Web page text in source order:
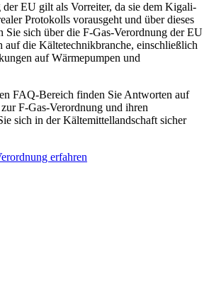
EU gilt als Vorreiter, da sie dem Kigali-
Protokolls vorausgeht und über dieses
Sie sich über die F-Gas-Verordnung der EU
die Kältetechnikbranche, einschließlich
auf Wärmepumpen und
FAQ-Bereich finden Sie Antworten auf
F-Gas-Verordnung und ihren
sich in der Kältemittellandschaft sicher
erfahren